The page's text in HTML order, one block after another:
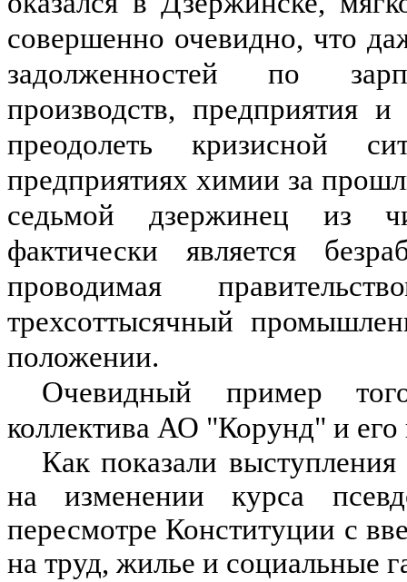
совершенно очевидно, что
задолженностей по
производств, предприятия
преодолеть кризисной
предприятиях химии за
седьмой дзержинец из
фактически является
проводимая
трехсоттысячный
положении.
Очевидный пример
коллектива АО "Корунд" и
Как показали
на изменении курса
пересмотре Конституции с
на труд, жилье и социальные